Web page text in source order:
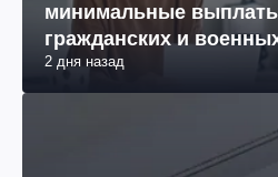
минимальные
гражданских и
2 дня назад